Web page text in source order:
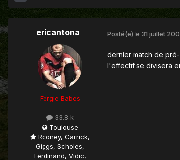
ericantona
Fergie Babes
33.8 k
Toulouse
Rooney, Carrick,
Giggs, Scholes,
Ferdinand, Vidic,
Posté(e) le 31 juillet
dernier match de
l'effectif se divisera